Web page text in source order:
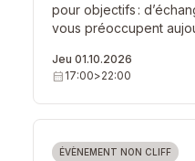
pour objectifs :
vous préoccupent
Jeu 01.10.2026
calendar_month 17:00>22:00
ÉVÈNEMENT NON CLIFF